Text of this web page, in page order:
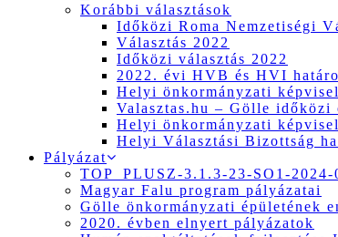
Korábbi választások
Időközi Roma Nemzetiségi
Választás 2022
Időközi választás 2022
2022. évi HVB és HVI
Helyi önkormányzati
Valasztas.hu – Gölle
Helyi önkormányzati
Helyi Választási Bizottság
Pályázat
TOP_PLUSZ-3.1.3-23-SO1-
Magyar Falu program pályázatai
Gölle önkormányzati épületének
2020. évben elnyert pályázatok